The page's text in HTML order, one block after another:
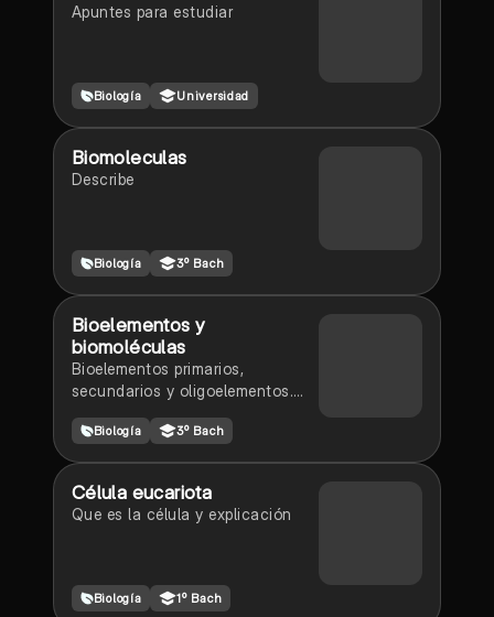
Apuntes para estudiar
Biología Universidad
Biomoleculas
Describe
Biología 3º Bach
Bioelementos y
biomoléculas
Bioelementos primarios,
secundarios y oligoelementos.
inorgánicas.
Biología 3º Bach
Célula eucariota
Que es la célula y explicación
Biología 1º Bach